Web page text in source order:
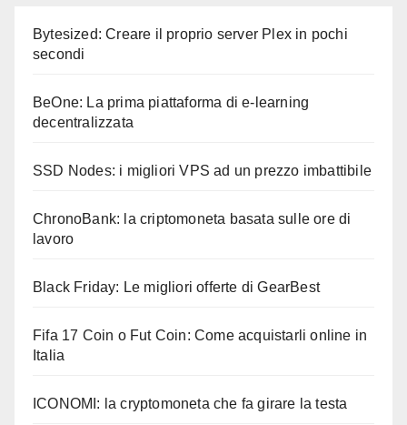
Bytesized: Creare il proprio server Plex in pochi
secondi
BeOne: La prima piattaforma di e-learning
decentralizzata
SSD Nodes: i migliori VPS ad un prezzo imbattibile
ChronoBank: la criptomoneta basata sulle ore di
lavoro
Black Friday: Le migliori offerte di GearBest
Fifa 17 Coin o Fut Coin: Come acquistarli online in
Italia
ICONOMI: la cryptomoneta che fa girare la testa